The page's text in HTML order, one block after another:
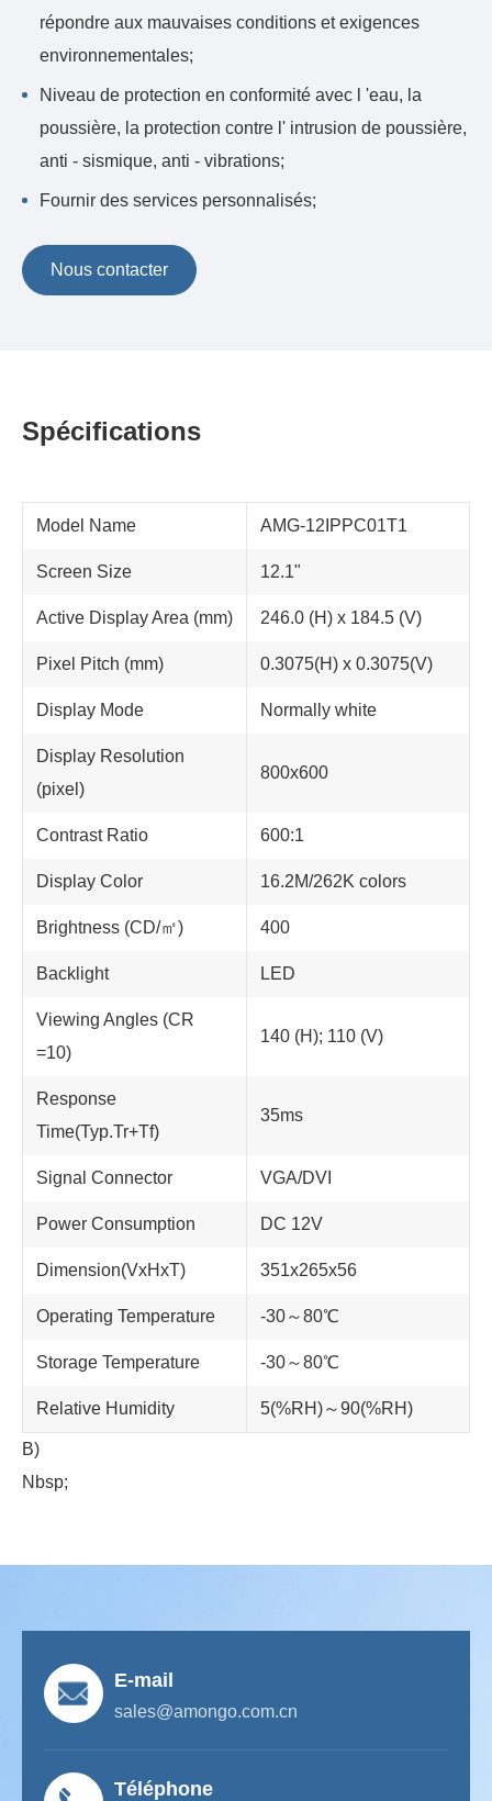
répondre aux mauvaises conditions et exigences
environnementales;
Niveau de protection en conformité avec l 'eau, la
poussière, la protection contre l' intrusion de poussière,
anti - sismique, anti - vibrations;
Fournir des services personnalisés;
Nous contacter
Spécifications
Model Name AMG-12IPPC01T1
Screen Size 12.1"
Active Display Area (mm) 246.0 (H) x 184.5 (V)
Pixel Pitch (mm) 0.3075(H) x 0.3075(V)
Display Mode Normally white
Display Resolution
(pixel)
800x600
Contrast Ratio 600:1
Display Color 16.2M/262K colors
Brightness (CD/㎡) 400
Backlight LED
Viewing Angles (CR
=10)
140 (H); 110 (V)
Response
Time(Typ.Tr+Tf)
35ms
Signal Connector VGA/DVI
Power Consumption DC 12V
Dimension(VxHxT) 351x265x56
Operating Temperature -30～80℃
Storage Temperature -30～80℃
Relative Humidity 5(%RH)～90(%RH)
B)
Nbsp;
E-mail
sales@amongo.com.cn
Téléphone